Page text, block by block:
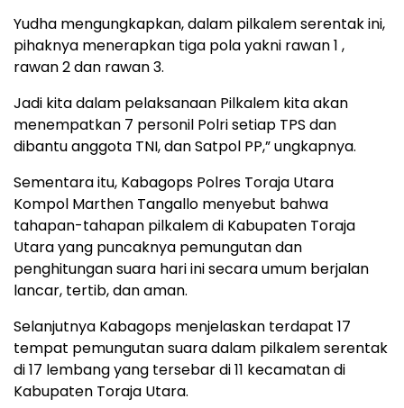
Yudha mengungkapkan, dalam pilkalem serentak ini,
pihaknya menerapkan tiga pola yakni rawan 1 ,
rawan 2 dan rawan 3.
Jadi kita dalam pelaksanaan Pilkalem kita akan
menempatkan 7 personil Polri setiap TPS dan
dibantu anggota TNI, dan Satpol PP,” ungkapnya.
Sementara itu, Kabagops Polres Toraja Utara
Kompol Marthen Tangallo menyebut bahwa
tahapan-tahapan pilkalem di Kabupaten Toraja
Utara yang puncaknya pemungutan dan
penghitungan suara hari ini secara umum berjalan
lancar, tertib, dan aman.
Selanjutnya Kabagops menjelaskan terdapat 17
tempat pemungutan suara dalam pilkalem serentak
di 17 lembang yang tersebar di 11 kecamatan di
Kabupaten Toraja Utara.